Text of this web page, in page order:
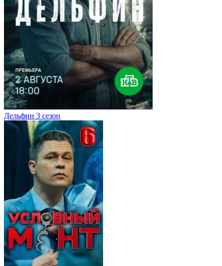
Дельфин 3 сезон